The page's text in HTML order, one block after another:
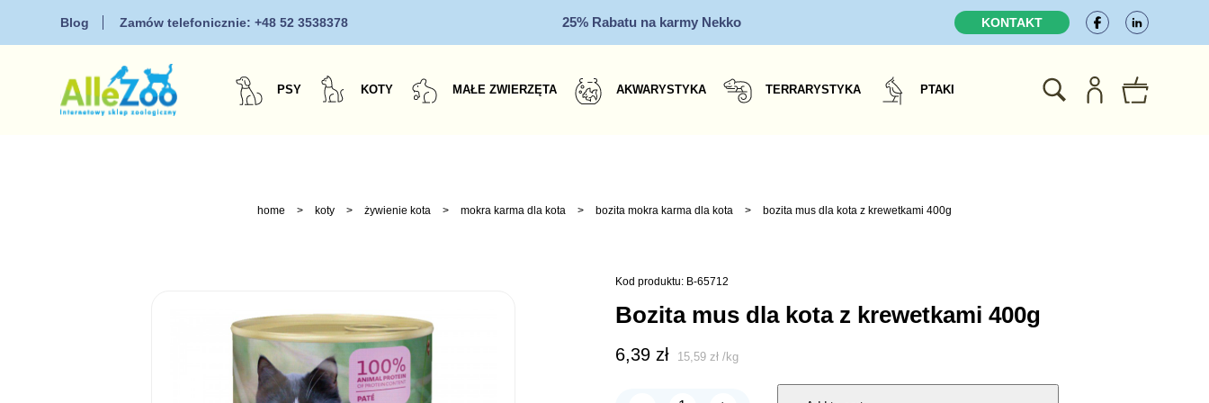
Blog Zamów telefonicznie:+48 52 3538378 25% Rabatu na karmy Nekko KONTAKT
PSY KOTY MAŁE ZWIERZĘTA AKWARYSTYKA TERRARYSTYKA PTAKI
home > koty > żywienie kota > mokra karma dla kota > bozita mokra karma dla kota > bozita mus dla kota z krewetkami 400g
Kod produktu: B-65712
bozita mus dla kota z krewetkami 400g
6,39 zł 15,59 zł /kg